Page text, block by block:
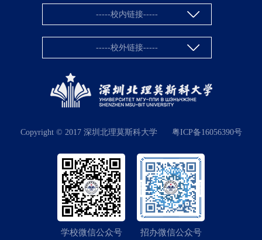
-----校内链接-----
-----校外链接-----
Copyright © 2017 深圳北理莫斯科大学 粤ICP备16056390号
学校微信公众号 招办微信公众号